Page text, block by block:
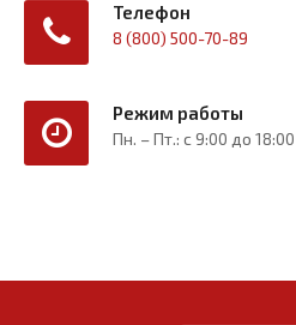
Телефон
8 (800) 500-70-89
Режим работы
Пн. – Пт.: с 9:00 до 18:00